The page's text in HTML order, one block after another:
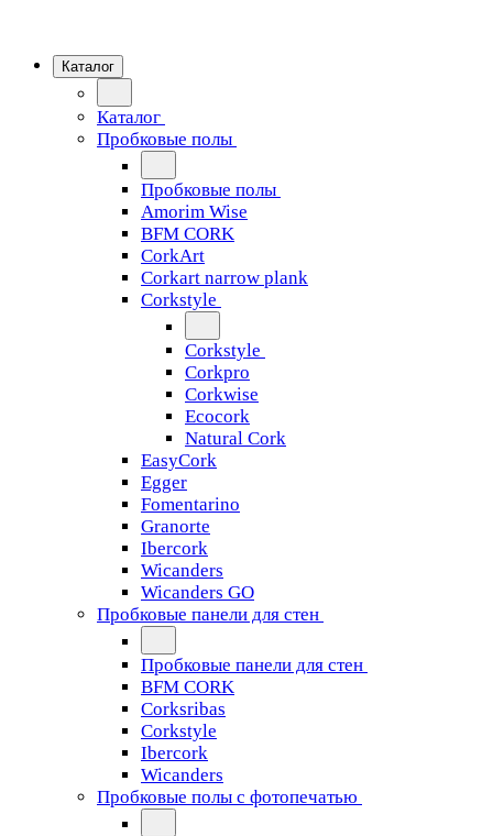
Каталог
Каталог
Пробковые полы
Пробковые полы
Amorim Wise
BFM CORK
CorkArt
Corkart narrow plank
Corkstyle
Corkstyle
Corkpro
Corkwise
Ecocork
Natural Cork
EasyCork
Egger
Fomentarino
Granorte
Ibercork
Wicanders
Wicanders GO
Пробковые панели для стен
Пробковые панели для стен
BFM CORK
Corksribas
Corkstyle
Ibercork
Wicanders
Пробковые полы с фотопечатью